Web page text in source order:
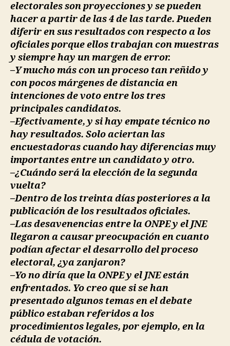
electorales son proyecciones y se pueden
hacer a partir de las 4 de las tarde. Pueden
diferir en sus resultados con respecto a los
oficiales porque ellos trabajan con muestras
y siempre hay un margen de error.
–Y mucho más con un proceso tan reñido y
con pocos márgenes de distancia en
intenciones de voto entre los tres
principales candidatos.
–Efectivamente, y si hay empate técnico no
hay resultados. Solo aciertan las
encuestadoras cuando hay diferencias muy
importantes entre un candidato y otro.
–¿Cuándo será la elección de la segunda
vuelta?
–Dentro de los treinta días posteriores a la
publicación de los resultados oficiales.
–Las desavenencias entre la ONPE y el JNE
llegaron a causar preocupación en cuanto
podían afectar el desarrollo del proceso
electoral, ¿ya zanjaron?
–Yo no diría que la ONPE y el JNE están
enfrentados. Yo creo que si se han
presentado algunos temas en el debate
público estaban referidos a los
procedimientos legales, por ejemplo, en la
cédula de votación.